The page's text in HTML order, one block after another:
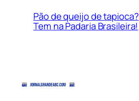
Pão de queijo de tapioca?
Tem na Padaria Brasileira!